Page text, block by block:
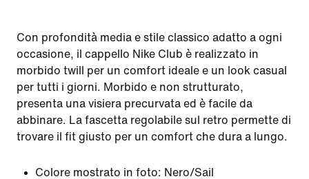
Con profondità media e stile classico adatto a ogni
occasione, il cappello Nike Club è realizzato in
morbido twill per un comfort ideale e un look casual
per tutti i giorni. Morbido e non strutturato,
presenta una visiera precurvata ed è facile da
abbinare. La fascetta regolabile sul retro permette di
trovare il fit giusto per un comfort che dura a lungo.
Colore mostrato in foto: Nero/Sail